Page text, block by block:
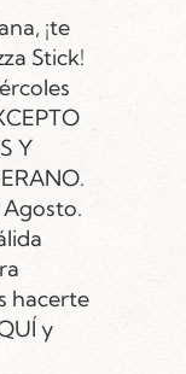
¡te
Stick!
Y
hacerte
y